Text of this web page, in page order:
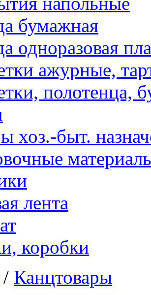
бумажная
одноразовая
ажурные,
полотенца,
хоз.-быт.
лента
коробки
/ Канцтовары